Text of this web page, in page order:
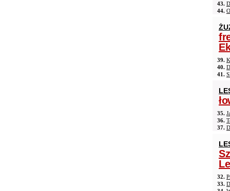
43.
44.
39.
40.
41.
35.
36.
37.
32.
33.